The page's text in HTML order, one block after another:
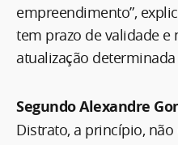
empreendimento”,
tem prazo de validade e
atualização
Segundo Alexandre
Distrato, a princípio,